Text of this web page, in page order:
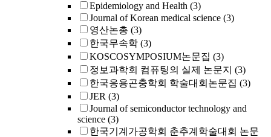
Epidemiology and Health (3)
Journal of Korean medical science (3)
영산논총 (3)
한국무속학 (3)
KOSCOSYMPOSIUM논문집 (3)
정보과학회 컴퓨팅의 실제 논문지 (3)
한국응용곤충학회 학술대회논문집 (3)
JER (3)
Journal of semiconductor technology and
science (3)
한국기계가공학회 춘추계학술대회 논문